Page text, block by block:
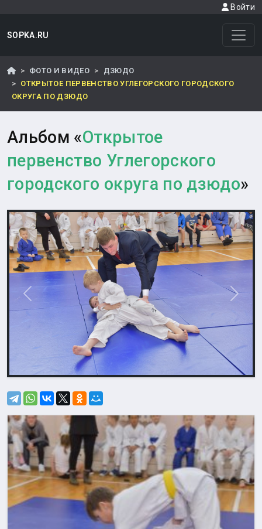
Войти
SOPKA.RU
ФОТО И ВИДЕО
ДЗЮДО
ОТКРЫТОЕ ПЕРВЕНСТВО УГЛЕГОРСКОГО ГОРОДСКОГО
ОКРУГА ПО ДЗЮДО
Альбом «Открытое
первенство Углегорского
городского округа по дзюдо»
Назад